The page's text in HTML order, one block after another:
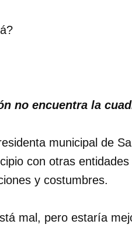
no encuentra la
municipal de
con otras
y costumbres.
mal, pero estaría